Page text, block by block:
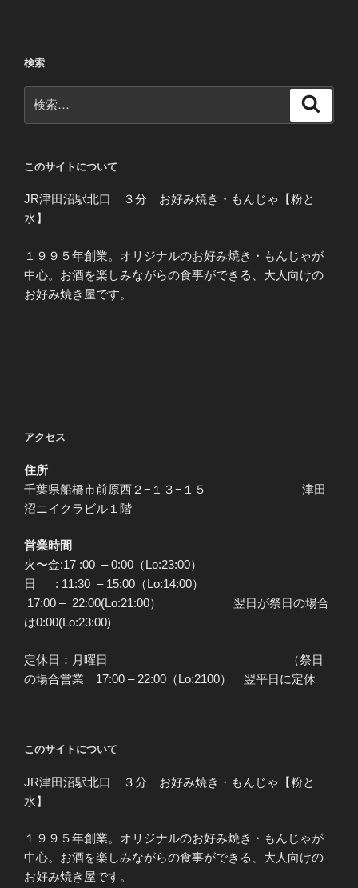
検索
索:
このサイトについて
JR津田沼駅北口 ３分 お好み焼き・もんじゃ【粉と
水】
１９９５年創業。オリジナルのお好み焼き・もんじゃが
中心。お酒を楽しみながらの食事ができる、大人向けの
お好み焼き屋です。
アクセス
住所
千葉県船橋市前原西２−１３−１５ 津田
沼ニイクラビル１階
営業時間
火〜金:17 :00 – 0:00（Lo:23:00）
日 : 11:30 – 15:00（Lo:14:00）
17:00 – 22:00(Lo:21:00） 翌日が祭日の場合
は0:00(Lo:23:00)
定休日：月曜日 （祭日
の場合営業 17:00 – 22:00（Lo:2100） 翌平日に定休
このサイトについて
JR津田沼駅北口 ３分 お好み焼き・もんじゃ【粉と
水】
１９９５年創業。オリジナルのお好み焼き・もんじゃが
中心。お酒を楽しみながらの食事ができる、大人向けの
お好み焼き屋です。